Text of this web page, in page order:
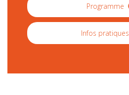
Programme
Infos pratiques